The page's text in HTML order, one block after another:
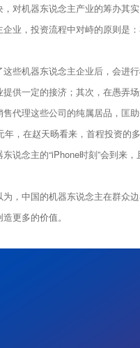
对机器东说念主产业的筹办
业，投资流程中对峙的原则
些机器东说念主企业后，会
供一定的接济；其次，在愚
代理这些公司的纯属居品，匡
，在赵天旸看来，首程投资
说念主的“iPhone时刻”会到
，中国的机器东说念主在群
更多的价值。